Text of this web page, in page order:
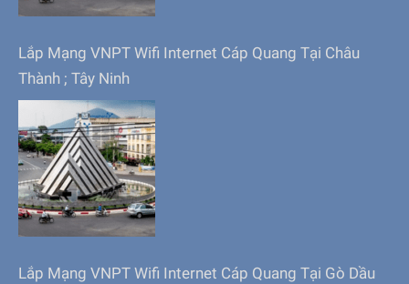
Lắp Mạng VNPT Wifi Internet Cáp Quang Tại Châu
Thành ; Tây Ninh
Lắp Mạng VNPT Wifi Internet Cáp Quang Tại Gò Dầu